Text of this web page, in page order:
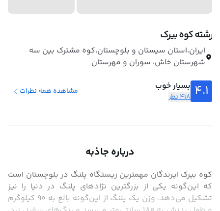
رشته کوه بیرک
ایران،استان سیستان و بلوچستان،کوه مشترک بین سه
شهرستان خاش، سوران و مهرستان
4.1 بسیار خوب
418 نظر
مشاهده همه نظرات
درباره جاذبه